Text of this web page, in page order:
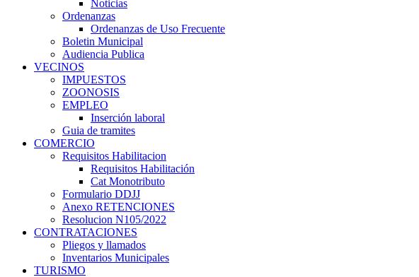
Noticias
Ordenanzas
Ordenanzas de Uso Frecuente
Boletin Municipal
Audiencia Publica
VECINOS
IMPUESTOS
ZOONOSIS
EMPLEO
Inserción laboral
Guia de tramites
COMERCIO
Requisitos Habilitacion
Requisitos Habilitación
Cat Monotributo
Formulario DDJJ
Anexo RETENCIONES
Resolucion N105/2022
CONTRATACIONES
Pliegos y llamados
Inventarios Municipales
TURISMO